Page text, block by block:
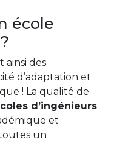
école
ainsi des
d’adaptation et
! La qualité de
d’ingénieurs
et
un